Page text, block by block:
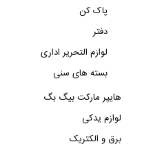
پاک کن
دفتر
لوازم التحریر اداری
بسته های سنی
هایپر مارکت بیگ بگ
لوازم یدکی
برق و الکتریک